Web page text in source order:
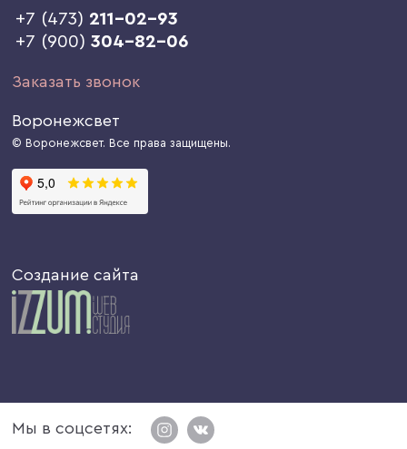
+7 (473) 211-02-93
+7 (900)304-82-06
Заказать звонок
Воронежсвет
© Воронежсвет. Все права защищены.
Создание сайта
Мы в соцсетях: